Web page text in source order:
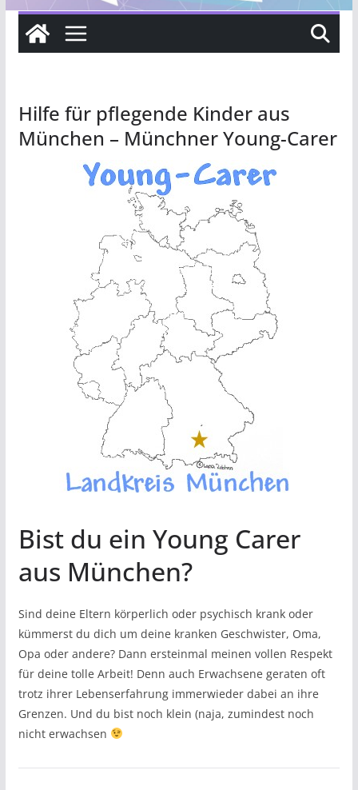
Hilfe für pflegende Kinder aus
München – Münchner Young-Carer
Bist du ein Young Carer
aus München?
Sind deine Eltern körperlich oder psychisch krank oder
kümmerst du dich um deine kranken Geschwister, Oma,
Opa oder andere? Dann ersteinmal meinen vollen Respekt
für deine tolle Arbeit! Denn auch Erwachsene geraten oft
trotz ihrer Lebenserfahrung immerwieder dabei an ihre
Grenzen. Und du bist noch klein (naja, zumindest noch
nicht erwachsen